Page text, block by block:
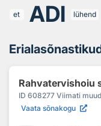
et ADI lühend
Rahvatervishoiu
ID 608277 Viimati
Vaata sõnakogu